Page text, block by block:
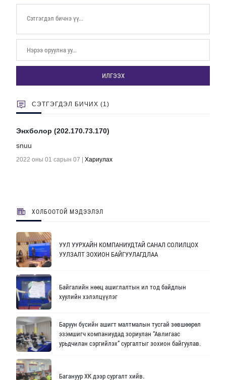
ИЛГЭЭХ
СЭТГЭГДЭЛ БИЧИХ (1)
Энхболор (202.170.73.170)
snuu
2022 оны 01 сарын 07 Хариулах
ХОЛБООТОЙ МЭДЭЭЛЭЛ
УУЛ УУРХАЙН КОМПАНИУДТАЙ САНАЛ СОЛИЛЦОХ
УУЛЗАЛТ ЗОХИОН БАЙГУУЛАГДЛАА
Байгалийн нөөц ашиглалтын ил тод байдлын
хуулийн хэлэлцүүлэг
Баруун бүсийн ашигт малтмалын тусгай зөвшөөрөл
эзэмшигч компаниудад зориулан “Авлигаас
урьдчилан сэргийлэх” сургалтыг зохион байгуулав.
Багануур ХК дээр сургалт хийв.